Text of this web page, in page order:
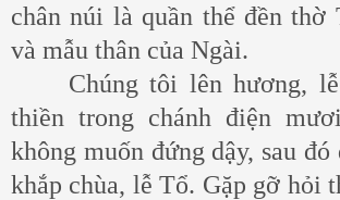
chân núi là quần thể đền thờ
và mẫu thân của Ngài.
Chúng tôi lên hương, lễ
thiền trong chánh điện
không muốn đứng dậy, sau đó
khắp chùa, lễ Tổ. Gặp gỡ hỏi